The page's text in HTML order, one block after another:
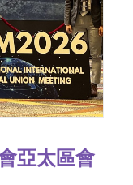
亞太區會